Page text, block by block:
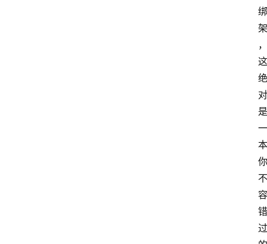
绑
架
，
这
绝
对
是
一
本
你
不
容
错
过